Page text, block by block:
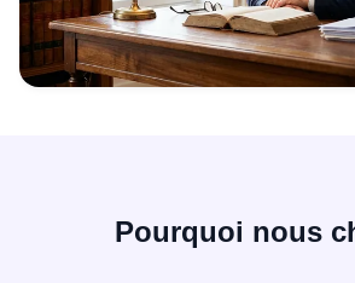
Pourquoi nous